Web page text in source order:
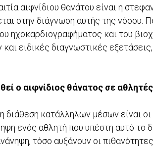
αιφνίδιου θανάτου είναι η
στην διάγνωση αυτής της νόσου.
ηχοκαρδιογραφήματος και του
ειδικές διαγνωστικές
ο αιφνίδιος θάνατος σε αθλητές
διάθεση κατάλληλων μέσων είναι
ενός αθλητή που υπέστη αυτό το
τόσο αυξάνουν οι